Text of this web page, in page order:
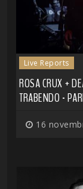
Live Reports
ROSA CRUX +
TRABENDO -
16